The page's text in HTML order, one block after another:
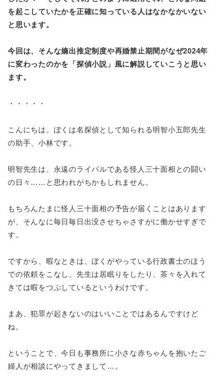
を起こしていたかを正確に知っている人はなかなかいない
と思います。
今回は、そんな嫡出推定制度や再婚禁止期間がなぜ2024年
に変わったのかを「探偵小説」風に解説していこうと思い
ます。
・・・・・
こんにちは。ぼくは名探偵として知られる明智小五郎先生
の助手、小林です。
明智先生は、永遠のライバルである怪人三十面相との闘い
の日々……と思われがちかもしれません。
もちろんたまに怪人三十面相の予告が届くことはあります
が、そんなに毎日毎日出没させちゃさすがに働かせすぎで
す。
ですから、暇なときは、ぼくがやっている行政書士のほう
での依頼をこなし、先生は居眠りをしたり、茶々を入れて
きては暇をつぶしているというわけです。
まあ、犯罪が起きないのはいいことではあるんですけど
ね。
ということで、今日も事務所に小さな赤ちゃんを抱いたご
婦人が相談にやってきまして…。